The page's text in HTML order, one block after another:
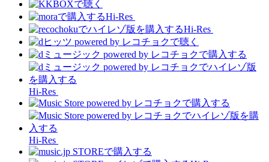
Hi-Res
Hi-Res
Hi-Res
Hi-Res